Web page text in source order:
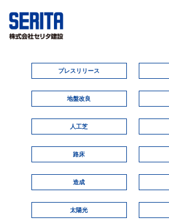
プレスリリース
地盤改良
人工芝
路床
造成
太陽光